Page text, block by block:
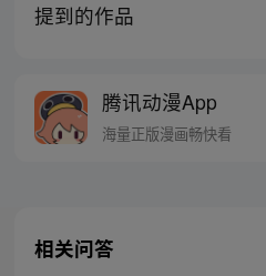
提到的作品
腾讯动漫App
海量正版漫画畅快看
相关问答